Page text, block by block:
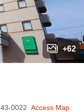
+62
0022 Access Map